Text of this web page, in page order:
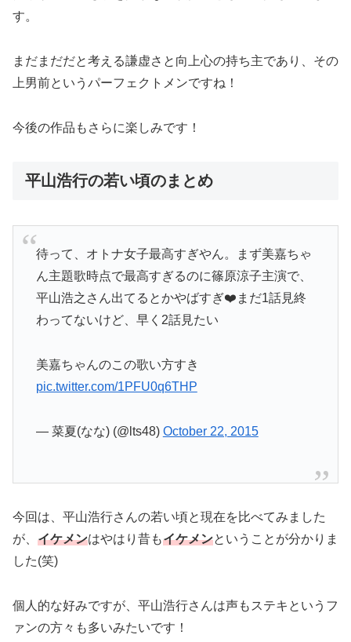
す。
まだまだだと考える謙虚さと向上心の持ち主であり、その
上男前というパーフェクトメンですね！
今後の作品もさらに楽しみです！
平山浩行の若い頃のまとめ
待って、オトナ女子最高すぎやん。まず美嘉ちゃ
ん主題歌時点で最高すぎるのに篠原涼子主演で、
平山浩之さん出てるとかやばすぎ❤️まだ1話見終
わってないけど、早く2話見たい
美嘉ちゃんのこの歌い方すき
pic.twitter.com/1PFU0q6THP
— 菜夏(なな) (@lts48) October 22, 2015
今回は、平山浩行さんの若い頃と現在を比べてみました
が、 イケメンはやはり昔もイケメンということが分かりま
した(笑)
個人的な好みですが、平山浩行さんは声もステキというフ
ァンの方々も多いみたいです！